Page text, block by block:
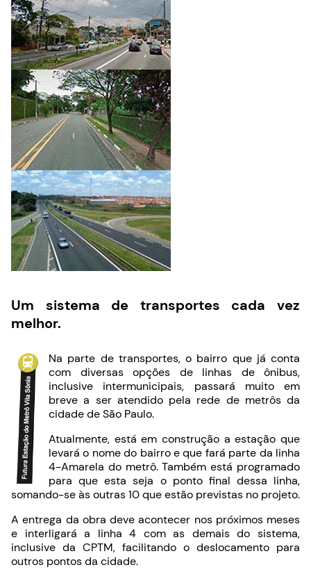
Um sistema de transportes cada vez
melhor.
Na parte de transportes, o bairro que já conta
com diversas opções de linhas de ônibus,
inclusive intermunicipais, passará muito em
breve a ser atendido pela rede de metrôs da
cidade de São Paulo.
Atualmente, está em construção a estação que
levará o nome do bairro e que fará parte da linha
4-Amarela do metrô. Também está programado
para que esta seja o ponto final dessa linha,
somando-se às outras 10 que estão previstas no projeto.
A entrega da obra deve acontecer nos próximos meses
e interligará a linha 4 com as demais do sistema,
inclusive da CPTM, facilitando o deslocamento para
outros pontos da cidade.